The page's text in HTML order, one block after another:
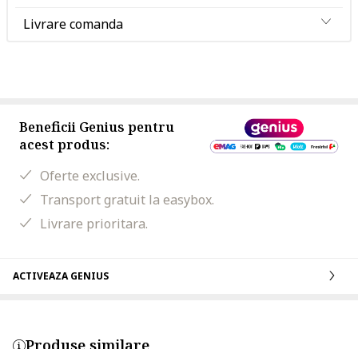
Livrare comanda
Beneficii Genius pentru
acest produs:
Oferte exclusive.
Transport gratuit la easybox.
Livrare prioritara.
ACTIVEAZA GENIUS